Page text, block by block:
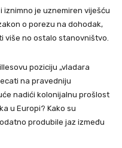
iznimno je uznemiren viješću
o porezu na dohodak,
više no ostalo stanovništvo.
poziciju „vladara
na pravedniju
nadići kolonijalnu prošlost
u Europi? Kako su
produbile jaz između